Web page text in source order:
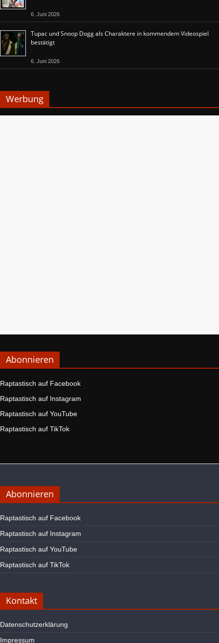
6. Juni 2026
Tupac und Snoop Dogg als Charaktere in kommendem Videospiel
bestätigt
6. Juni 2026
Werbung
Abonnieren
Raptastisch auf Facebook
Raptastisch auf Instagram
Raptastisch auf YouTube
Raptastisch auf TikTok
Abonnieren
Raptastisch auf Facebook
Raptastisch auf Instagram
Raptastisch auf YouTube
Raptastisch auf TikTok
Kontakt
Datenschutzerklärung
Impressum